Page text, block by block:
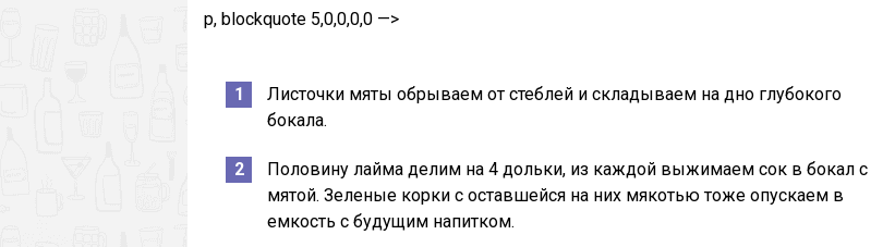
p, blockquote 5,0,0,0,0 —>
Листочки мяты обрываем от стеблей и складываем на дно глубокого
бокала.
Половину лайма делим на 4 дольки, из каждой выжимаем сок в бокал с
мятой. Зеленые корки с оставшейся на них мякотью тоже опускаем в
емкость с будущим напитком.